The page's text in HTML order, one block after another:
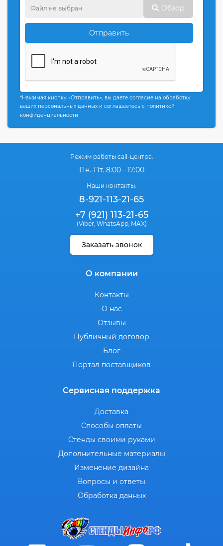
Обзор
Отправить
*Нажимая кнопку «Отправить», вы даете согласие на обработку
ваших персональных данных и соглашаетесь с политикой
конфиденциальности
Режим работы call-центра:
Пн.-Пт. 8:00 - 17:00
Наши контакты:
8-921-113-21-65
+7 (921) 113-21-65
(Viber, WhatsApp, MAX)
Заказать звонок
О компании
Контакты
О нас
Отзывы
Публичный договор
Блог
Портал поставщиков
Сервисная поддержка
Доставка
Способы оплаты
Стенды своими руками
Дополнительные материалы
Изменение дизайна
Вопросы и ответы
Обработка данных